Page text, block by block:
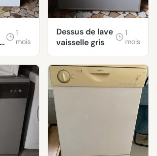
1
mois
Dessus de lave
vaisselle gris
1
mois